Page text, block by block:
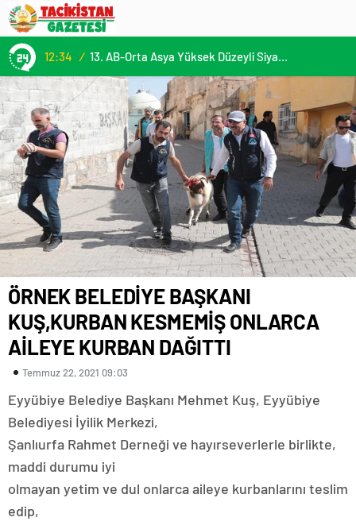
12:34 / 13. AB-Orta Asya Yüksek Düzeyli Siyasi ve Güvenlik Diyaloğuna Katılım
ÖRNEK BELEDİYE BAŞKANI
KUŞ,KURBAN KESMEMİŞ ONLARCA
AİLEYE KURBAN DAĞITTI
Temmuz 22, 2021 09:03
Eyyübiye Belediye Başkanı Mehmet Kuş, Eyyübiye
Belediyesi İyilik Merkezi,
Şanlıurfa Rahmet Derneği ve hayırseverlerle birlikte,
maddi durumu iyi
olmayan yetim ve dul onlarca aileye kurbanlarını teslim
edip,